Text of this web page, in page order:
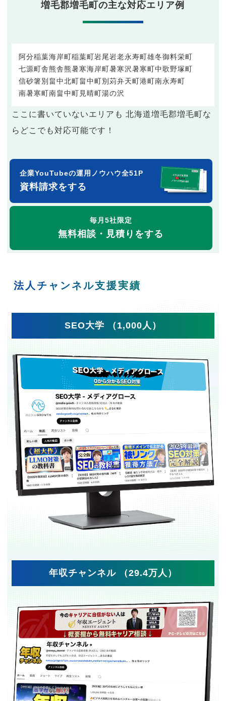
増毛郡増毛町の主な対応エリア例
阿分稲葉海岸町稲葉町岩尾岩老永寿町雄冬御料栄町
七源町舎熊舎熊暑寒海岸町暑寒沢暑寒町中歌野塚町
信砂箸別畠中北町畠中町別苅弁天町港町南永寿町
南暑寒町南畠中町 見晴町湯の沢
ここに書いていないエリアも 北海道増毛郡増毛町な
らどこでも対応可能です！
企業YouTubeの運用ノウハウ全51P
資料請求をする
毎月5社限定
無料相談・見積りをする
法人チャンネル支援実績
SEO大学 （1,000人）
年収チャンネル （29.4万人）